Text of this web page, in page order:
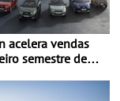
acelera vendas
semestre de
uma dinâmica